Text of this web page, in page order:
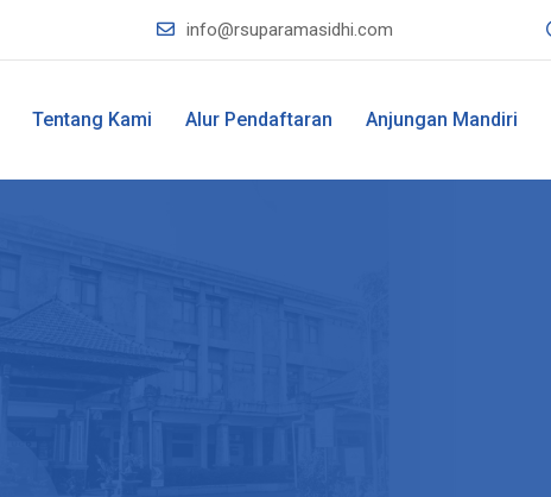
info@rsuparamasidhi.com
Tentang Kami Alur Pendaftaran Anjungan Mandiri